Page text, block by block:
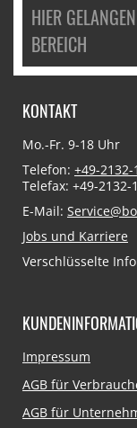
HIER
BEREICH
KONTAKT
Mo.-Fr. 9-18 Uhr
Telefon: +49-2132-
Telefax: +49-2132-
E-Mail:
Jobs und Karriere
Verschlüsselte
Navigation
Impressum
AGB für
AGB für